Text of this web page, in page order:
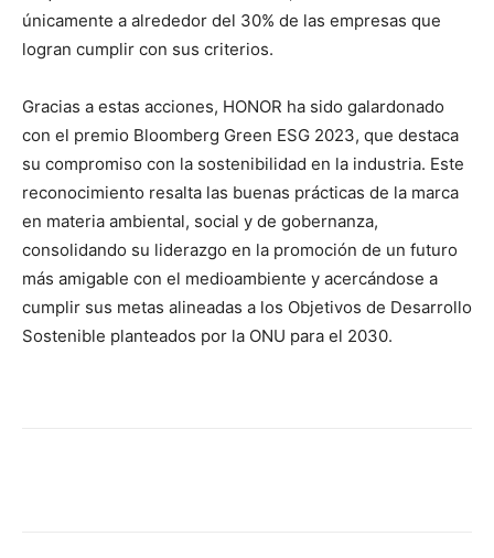
únicamente a alrededor del 30% de las empresas que
logran cumplir con sus criterios.
Gracias a estas acciones, HONOR ha sido galardonado
con el premio Bloomberg Green ESG 2023, que destaca
su compromiso con la sostenibilidad en la industria. Este
reconocimiento resalta las buenas prácticas de la marca
en materia ambiental, social y de gobernanza,
consolidando su liderazgo en la promoción de un futuro
más amigable con el medioambiente y acercándose a
cumplir sus metas alineadas a los Objetivos de Desarrollo
Sostenible planteados por la ONU para el 2030.